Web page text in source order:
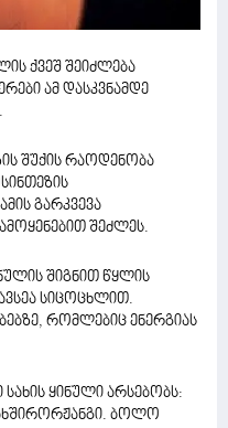
ქვეშ შეიძლება
ამ დასკვნამდე
შუქის რაოდენობა
გარკვევა
შეძლეს.
შიგნით წყლის
სიცოცხლით.
რომლებიც ენერგიას
ყინული არსებობს:
ბოლო